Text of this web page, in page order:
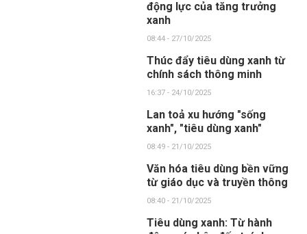
động lực của tăng trưởng
xanh
08:44 - 27/10/2025
Thúc đẩy tiêu dùng xanh từ
chính sách thông minh
16:37 - 24/10/2025
Lan toả xu hướng "sống
xanh", "tiêu dùng xanh"
08:49 - 21/10/2025
Văn hóa tiêu dùng bền vững
từ giáo dục và truyền thông
08:40 - 21/10/2025
Tiêu dùng xanh: Từ hành